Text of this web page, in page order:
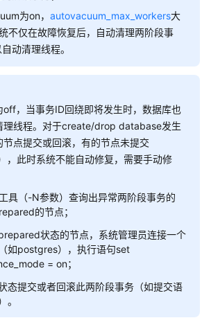
为on， autovacuum_max_workers大
不仅在故障恢复后，自动清理两阶段事
动清理线程。
off，当事务ID回绕即将发生时，数据库也
理线程。对于create/drop database发生
点提交或回滚，有的节点未提交
，此时系统不能自动修复，需要手动修
具（-N参数）查询出异常两阶段事务的
的节点；
状态的节点，系统管理员连接一个
如postgres），执行语句set
= on；
态提交或者回滚此两阶段事务（如提交语
。